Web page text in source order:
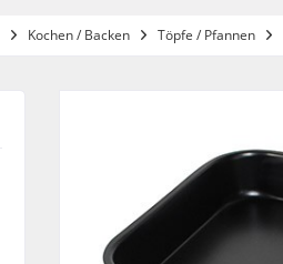
Kochen / Backen Töpfe / Pfannen